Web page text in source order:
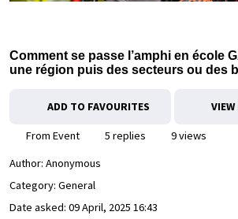
Comment se passe l’amphi en école
une région puis des secteurs ou des
ADD TO FAVOURITES
From Event 5 replies
9 views
Author: Anonymous
Category: General
Date asked: 09 April, 2025 16:43